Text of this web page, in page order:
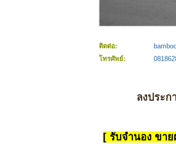
ติดต่อ:
โทรศัพย์:
ลงประก
[ รับจำนอง ขาย